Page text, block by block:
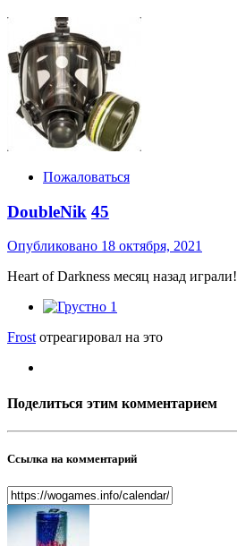
Пожаловаться
DoubleNik 45
Опубликовано 18 октября, 2021
Heart of Darkness месяц назад играли!
1
Frostотреагировал на это
Поделиться этим комментарием
Ссылка на комментарий